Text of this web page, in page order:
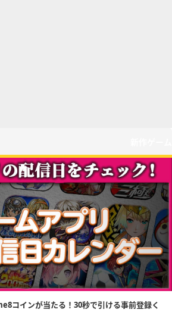
コインが当たる！30秒で引ける事前登録く